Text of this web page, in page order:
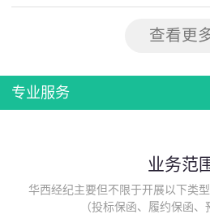
查看更
专业服务
业务范
华西经纪主要但不限于开展以下类
（投标保函、履约保函、